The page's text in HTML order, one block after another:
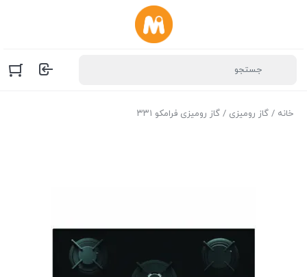
خانه / گاز رومیزی / گاز رومیزی فرامکو ۳۳۱